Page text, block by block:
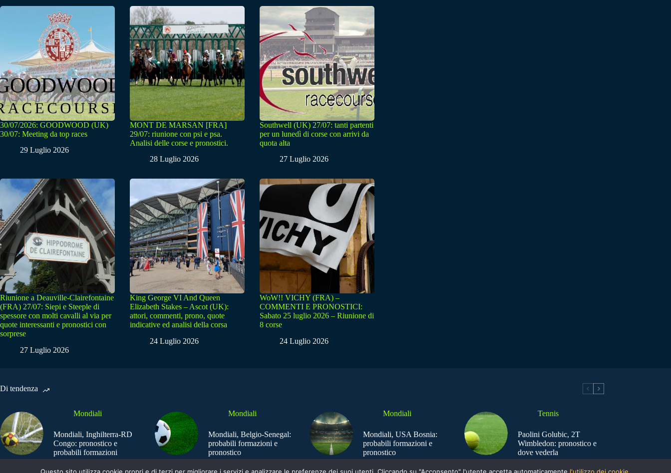
30/07/2026: GOODWOOD (UK)
30/07: Meeting da top races
29 Luglio 2026
MONT DE MARSAN [FRA]
29/07: riunione con psi e psa.
Analisi delle corse e pronostici.
28 Luglio 2026
Southwell (UK) 27/07: tanti partenti
per un lunedì di corse con arrivi da
quota alta
27 Luglio 2026
Riunione a Deauville-Clairefontaine
(FRA) 27/07: Siepi e Steeple di
spessore con molti cavalli al via per
quote interessanti e pronostici con
sorprese
27 Luglio 2026
King George VI And Queen
Elizabeth Stakes – Ascot (UK):
attori, commenti, prono, quote
indicative ed analisi della corsa
24 Luglio 2026
WoW!! VICHY (FRA) –
COMMENTI E PRONOSTICI:
Sabato 25 luglio 2026 – Riunione di
8 corse
24 Luglio 2026
Di tendenza
Mondiali
Mondiali, Inghilterra-RD
Congo: pronostico e
probabili formazioni
Mondiali
Mondiali, Belgio-Senegal:
probabili formazioni e
pronostico
Mondiali
Mondiali, USA Bosnia:
probabili formazioni e
pronostico
Tennis
Paolini Golubic, 2T
Wimbledon: pronostico e
dove vederla